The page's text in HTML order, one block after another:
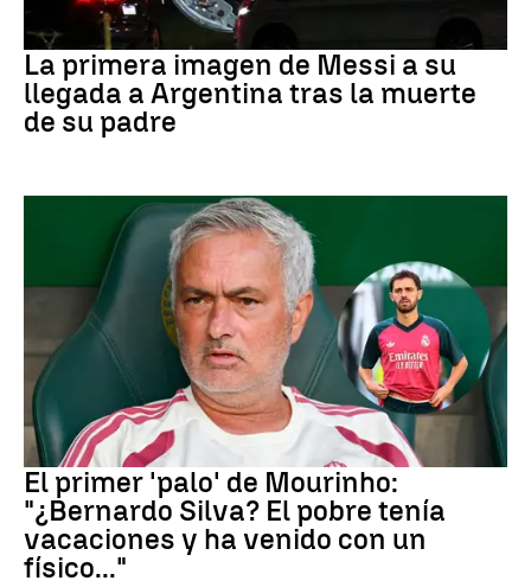
Leo Messi
La primera imagen de Messi a su
llegada a Argentina tras la muerte
de su padre
Real Madrid
El primer 'palo' de Mourinho:
"¿Bernardo Silva? El pobre tenía
vacaciones y ha venido con un
físico..."